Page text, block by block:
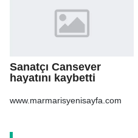
Sanatçı Cansever
hayatını kaybetti
www.marmarisyenisayfa.com